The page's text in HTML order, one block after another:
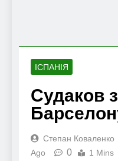
ІСПАНІЯ
Судаков
Степан Коваленко
Ago
0 1 Mins